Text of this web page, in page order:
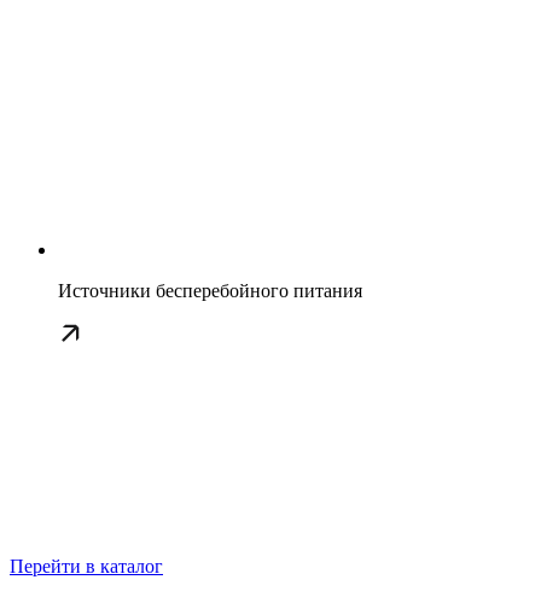
Источники бесперебойного питания
Перейти в каталог